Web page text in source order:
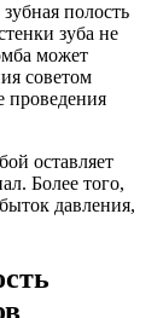
полость
зуба не
может
советом
проведения
оставляет
Более того,
давления,